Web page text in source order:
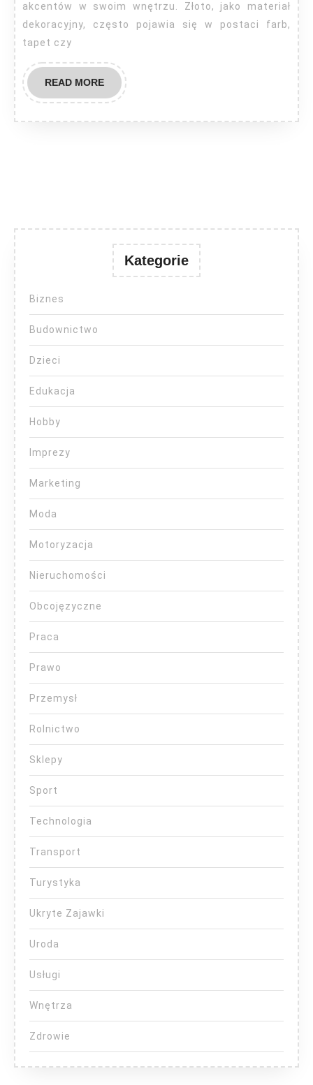
akcentów w swoim wnętrzu. Złoto, jako materiał
dekoracyjny, często pojawia się w postaci farb,
tapet czy
READ MOREREAD
MORE
Kategorie
Biznes
Budownictwo
Dzieci
Edukacja
Hobby
Imprezy
Marketing
Moda
Motoryzacja
Nieruchomości
Obcojęzyczne
Praca
Prawo
Przemysł
Rolnictwo
Sklepy
Sport
Technologia
Transport
Turystyka
Ukryte Zajawki
Uroda
Usługi
Wnętrza
Zdrowie